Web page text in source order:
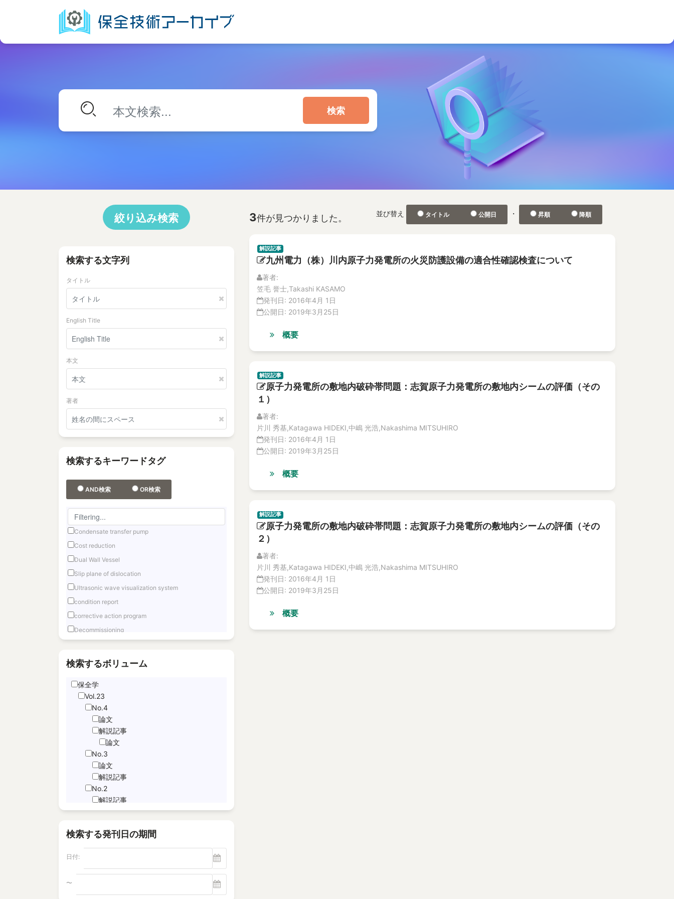
検索
絞り込み検索
検索する文字列
タイトル
English Title
本文
著者
検索するキーワードタグ
AND検索 OR検索
Condensate transfer pump
Cost reduction
Dual Wall Vessel
Slip plane of dislocation
Ultrasonic wave visualization system
condition report
corrective action program
Decommissioning
Fuel Debris Retrieval
Hand Motion TracNing
immediate unfettered access
performance indicator
Sabotage Detection
Screening
Time-Series Data Analysis
サブドレン
パルスエコー法、電磁共鳴法
モニタリング
塩分除去
逆浸透膜
"Foaming Prediction AI System
検索するボリューム
保全学
Vol.23
No.4
論文
解説記事
論文
No.3
論文
解説記事
No.2
解説記事
特集記事
No.1
論文
Vol.22
検索する発刊日の期間
日付:
〜
3件が見つかりました。 並び替え タイトル 公開日 ・ 昇順 降順
解説記事
九州電力（株）川内原子力発電所の火災防護設備の適合性確認検査について
著者:
笠毛 誉士,Takashi KASAMO
発刊日: 2016年4月 1日
公開日: 2019年3月25日
概要
解説記事
原子力発電所の敷地内破砕帯問題：志賀原子力発電所の敷地内シームの評価（その
１）
著者:
片川 秀基,Katagawa HIDEKI,中嶋 光浩,Nakashima MITSUHIRO
発刊日: 2016年4月 1日
公開日: 2019年3月25日
概要
解説記事
原子力発電所の敷地内破砕帯問題：志賀原子力発電所の敷地内シームの評価（その
２）
著者:
片川 秀基,Katagawa HIDEKI,中嶋 光浩,Nakashima MITSUHIRO
発刊日: 2016年4月 1日
公開日: 2019年3月25日
概要